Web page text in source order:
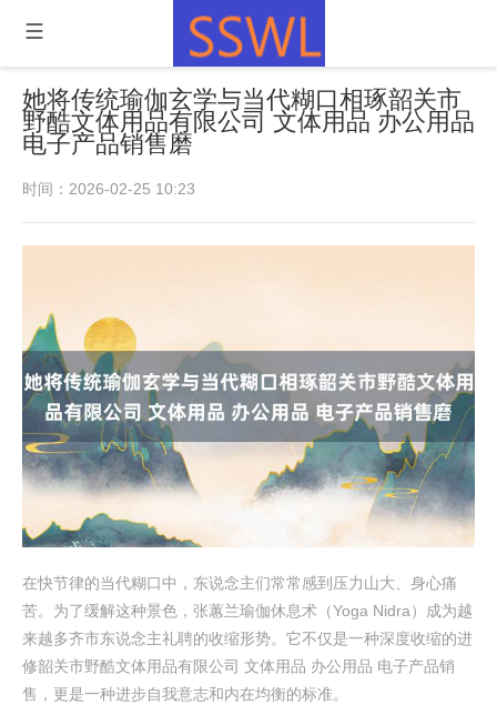
她将传统瑜伽玄学与当代糊口相琢韶关市
野酷文体用品有限公司 文体用品 办公用品
电子产品销售磨
时间：2026-02-25 10:23
在快节律的当代糊口中，东说念主们常常感到压力山大、身心痛
苦。为了缓解这种景色，张蕙兰瑜伽休息术（Yoga Nidra）成为越
来越多齐市东说念主礼聘的收缩形势。它不仅是一种深度收缩的进
修韶关市野酷文体用品有限公司 文体用品 办公用品 电子产品销
售，更是一种进步自我意志和内在均衡的标准。